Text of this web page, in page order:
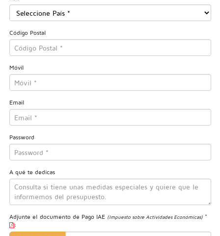
Código Postal
Móvil
Email
Password
A qué te dedicas
Adjunte el documento de Pago IAE (Impuesto sobre Actividades Económicas)*
: